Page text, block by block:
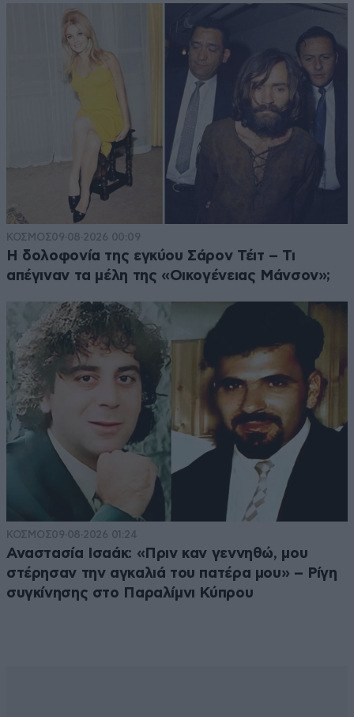
ΚΟΣΜΟΣ09·08·2026 00:09
Η δολοφονία της εγκύου Σάρον Τέιτ – Τι
απέγιναν τα μέλη της «Οικογένειας Μάνσον»;
ΚΟΣΜΟΣ09·08·2026 01:24
Αναστασία Ισαάκ: «Πριν καν γεννηθώ, μου
στέρησαν την αγκαλιά του πατέρα μου» – Ρίγη
συγκίνησης στο Παραλίμνι Κύπρου